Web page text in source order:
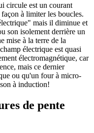
circule est un courant
à limiter les boucles.
mais il diminue et
son isolement derrière un
mise à la terre de la
électrique est quasi
électromagnétique, car
mais ce dernier
ou qu'un four à micro-
à induction!
de pente